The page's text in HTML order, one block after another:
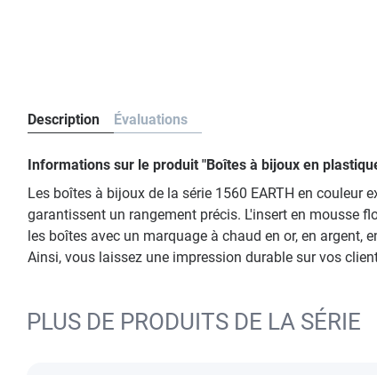
Description Évaluations
Informations sur le produit "Boîtes à bijoux en
Les boîtes à bijoux de la série 1560 EARTH en
garantissent un rangement précis. L'insert en mousse
les boîtes avec un marquage à chaud en or, en
Ainsi, vous laissez une impression durable sur vos
PLUS DE PRODUITS DE LA SÉRIE